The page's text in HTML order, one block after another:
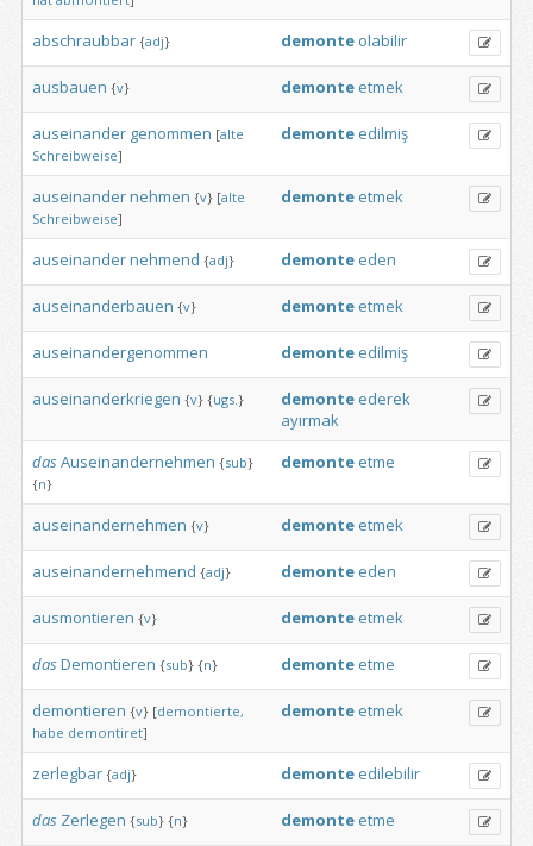
abschraubbar {adj} demonte olabilir
ausbauen {v} demonte etmek
auseinander genommen [alte
Schreibweise]
demonte edilmiş
auseinandernehmen {v} [alte
Schreibweise]
demonte etmek
auseinandernehmend {adj} demonte eden
auseinanderbauen {v} demonte etmek
auseinandergenommen demonte edilmiş
auseinanderkriegen {v} {ugs.} demonte ederek
ayırmak
dasAuseinandernehmen {sub}
{n}
demonte etme
auseinandernehmen {v} demonte etmek
auseinandernehmend {adj} demonte eden
ausmontieren {v} demonte etmek
dasDemontieren {sub} {n} demonte etme
demontieren {v} [demontierte,
habe demontiret]
demonte etmek
zerlegbar {adj} demonte edilebilir
das Zerlegen {sub} {n} demonte etme